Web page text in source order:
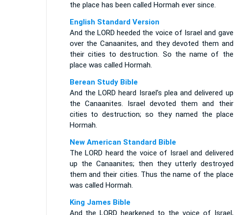
the place has been called Hormah ever since.
English Standard Version
And the LORD heeded the voice of Israel and gave
over the Canaanites, and they devoted them and
their cities to destruction. So the name of the
place was called Hormah.
Berean Study Bible
And the LORD heard Israel’s plea and delivered up
the Canaanites. Israel devoted them and their
cities to destruction; so they named the place
Hormah.
New American Standard Bible
The LORD heard the voice of Israel and delivered
up the Canaanites; then they utterly destroyed
them and their cities. Thus the name of the place
was called Hormah.
King James Bible
And the LORD hearkened to the voice of Israel,